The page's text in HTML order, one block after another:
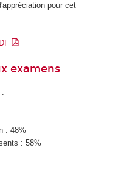
pour cet
examens
:
: 48%
: 58%